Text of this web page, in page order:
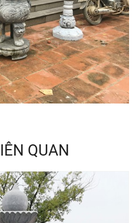
QUAN